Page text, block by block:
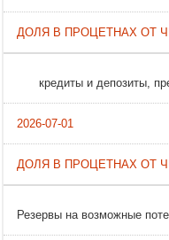
кредиты и депозиты,
Резервы на возможные